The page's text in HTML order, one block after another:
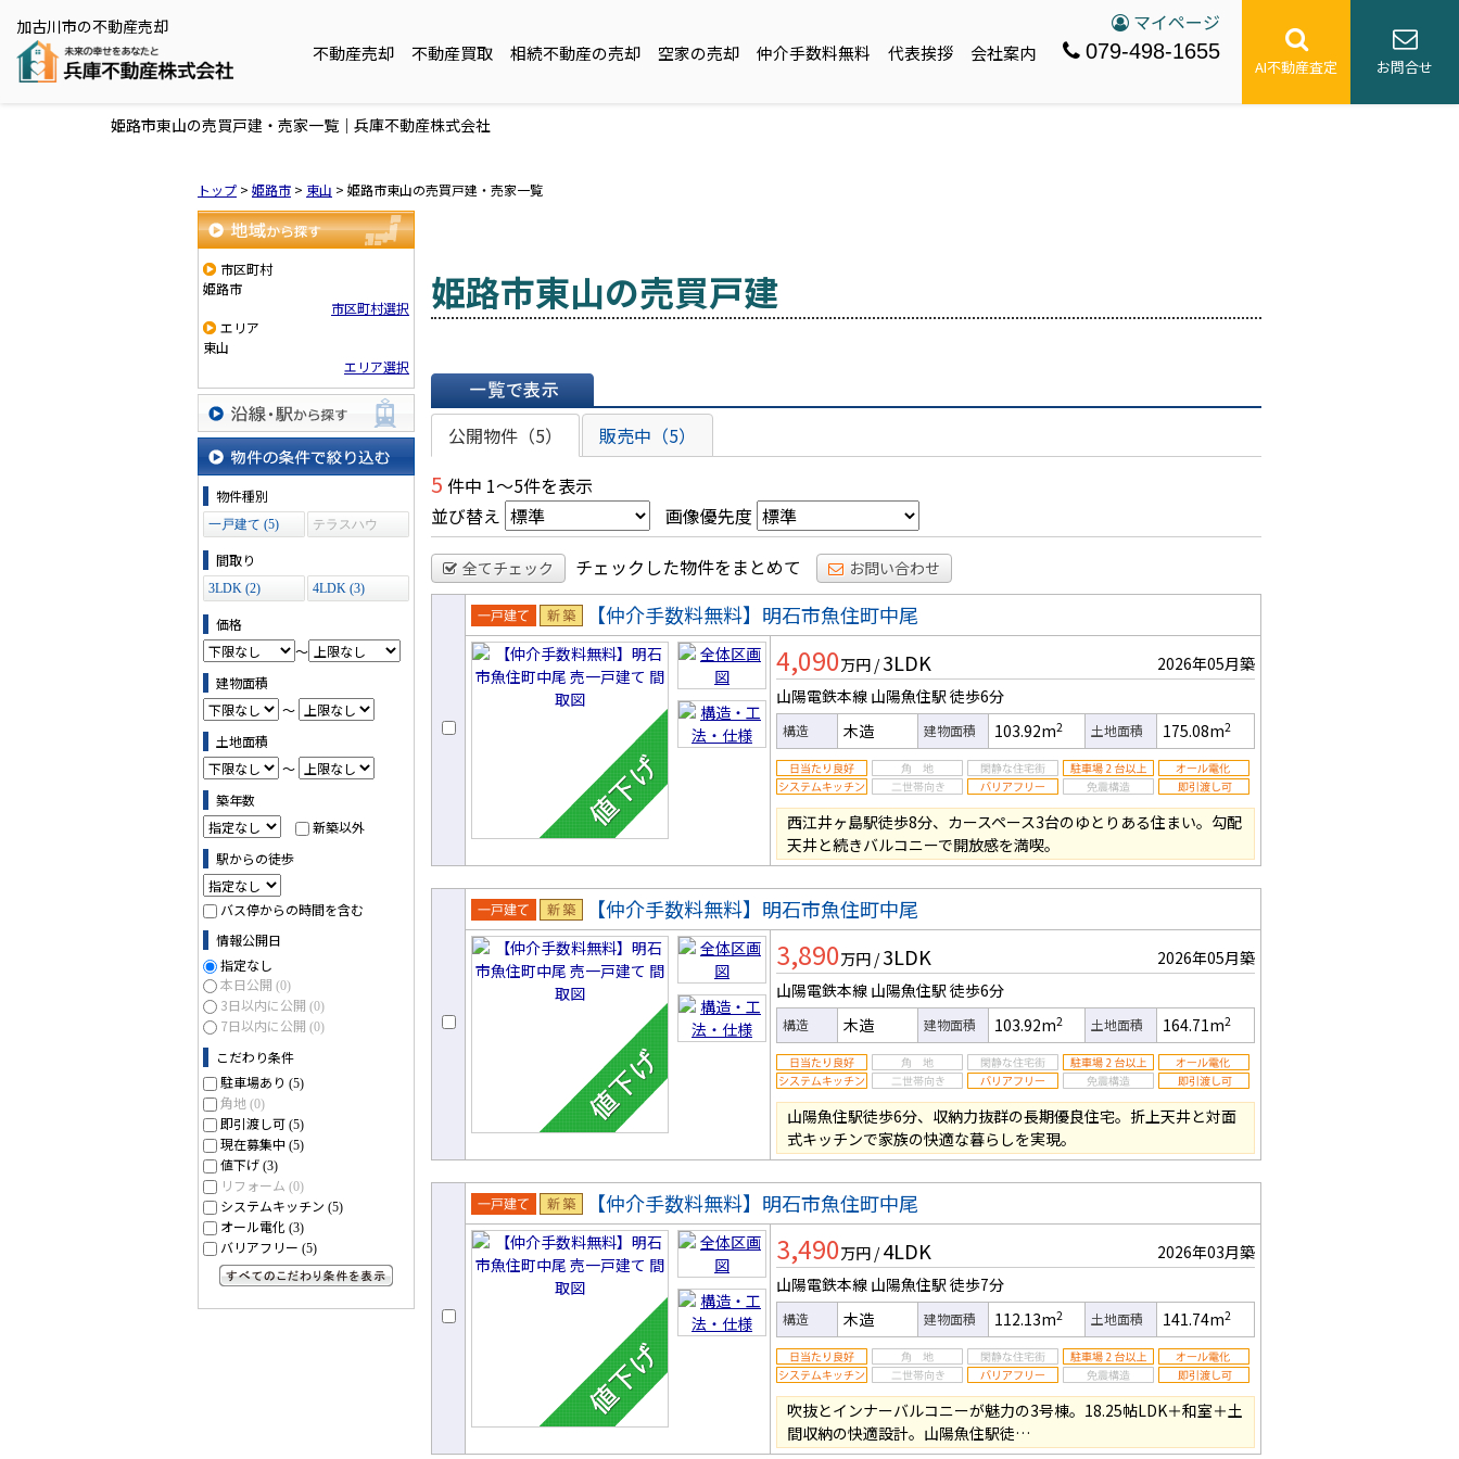
加古川市の不動産売却
不動産売却 不動産買取 相続不動産の売却 空家の売却 仲介手数料無料 代表挨拶 会社案内
マイページ
079-498-1655
AI不動産査定 お問合せ
姫路市東山の売買戸建・売家一覧｜兵庫不動産株式会社
トップ > 姫路市 > 東山 > 姫路市東山の売買戸建・売家一覧
地域から探す
市区町村
姫路市
市区町村選択
エリア
東山
エリア選択
沿線・駅から探す
物件の条件で絞り込む
物件種別
一戸建て (5)
テラスハウ
間取り
3LDK (2) 4LDK (3)
価格
～
建物面積
～
土地面積
～
築年数
新築以外
駅からの徒歩
バス停からの時間を含む
情報公開日
指定なし
本日公開 (0)
3日以内に公開 (0)
7日以内に公開 (0)
こだわり条件
駐車場あり (5)
角地 (0)
即引渡し可 (5)
現在募集中 (5)
値下げ (3)
リフォーム (0)
システムキッチン (5)
オール電化 (3)
バリアフリー (5)
姫路市東山の売買戸建
一覧で表示
公開物件（5） 販売中（5）
5 件中 1～5件を表示
並び替え
画像優先度
全てチェック チェックした物件をまとめて お問い合わせ
売一戸建
て
新築
【仲介手数料無料】明石市魚住町中尾
4,090万円 / 3LDK
2026年05月築
山陽電鉄本線 山陽魚住駅 徒歩6分
構造 木造 建物面積 103.92m2 土地面積 175.08m2
西江井ヶ島駅徒歩8分、カースペース3台のゆとりある住まい。勾配
天井と続きバルコニーで開放感を満喫。
売一戸建
て
新築
【仲介手数料無料】明石市魚住町中尾
3,890万円 / 3LDK
2026年05月築
山陽電鉄本線 山陽魚住駅 徒歩6分
構造 木造 建物面積 103.92m2 土地面積 164.71m2
山陽魚住駅徒歩6分、収納力抜群の長期優良住宅。折上天井と対面
式キッチンで家族の快適な暮らしを実現。
売一戸建
て
新築
【仲介手数料無料】明石市魚住町中尾
3,490万円 / 4LDK
2026年03月築
山陽電鉄本線 山陽魚住駅 徒歩7分
構造 木造 建物面積 112.13m2 土地面積 141.74m2
吹抜とインナーバルコニーが魅力の3号棟。18.25帖LDK＋和室＋土
間収納の快適設計。山陽魚住駅徒…